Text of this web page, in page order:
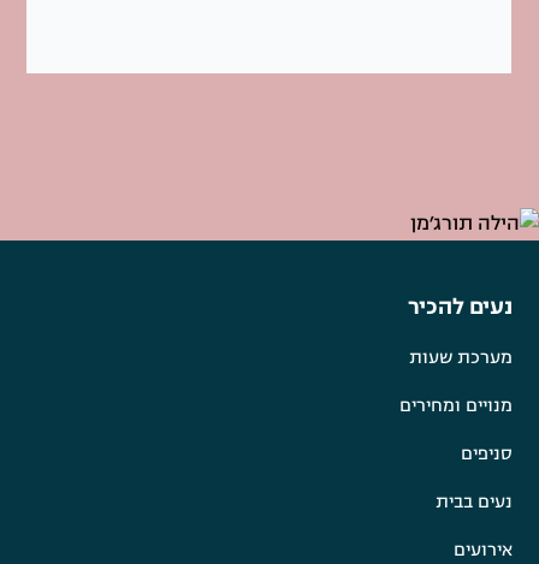
נעים להכיר
מערכת שעות
מנויים ומחירים
סניפים
נעים בבית
אירועים